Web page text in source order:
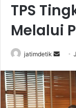
TPS
Melalui
jatimdetik
n
d
a